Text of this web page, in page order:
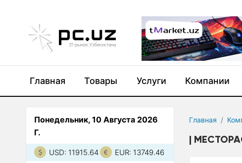
Главная Товары Услуги Компании
Главная
Понедельник, 10 Августа 2026
Г.
USD: 11915.64 EUR: 13749.46